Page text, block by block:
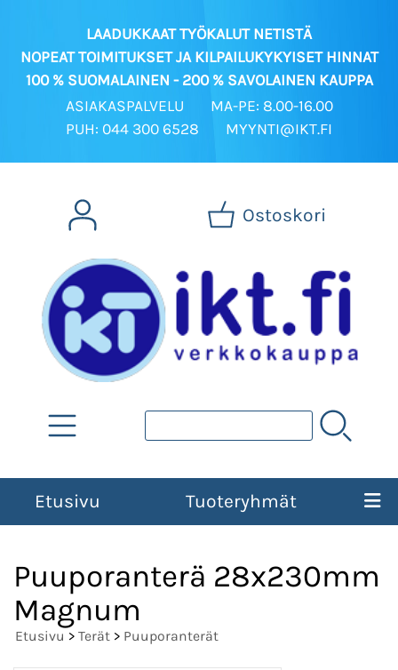
LAADUKKAAT TYÖKALUT NETISTÄ
NOPEAT TOIMITUKSET JA KILPAILUKYKYISET HINNAT
100 % SUOMALAINEN - 200 % SAVOLAINEN KAUPPA
ASIAKASPALVELU
MA-PE: 8.00-16.00
PUH: 044 300 6528
MYYNTI@IKT.FI
Ostoskori
Etusivu Tuoteryhmät
Puuporanterä 28x230mm
Magnum
Etusivu > Terät > Puuporanterät